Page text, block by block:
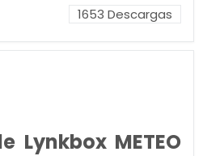
1653 Descargas
Lynkbox METEO